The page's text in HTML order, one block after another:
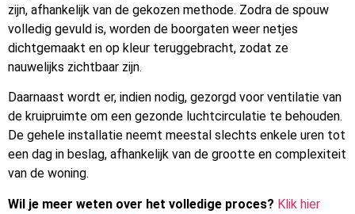
zijn, afhankelijk van de gekozen methode. Zodra de spouw
volledig gevuld is, worden de boorgaten weer netjes
dichtgemaakt en op kleur teruggebracht, zodat ze
nauwelijks zichtbaar zijn.
Daarnaast wordt er, indien nodig, gezorgd voor ventilatie van
de kruipruimte om een gezonde luchtcirculatie te behouden.
De gehele installatie neemt meestal slechts enkele uren tot
een dag in beslag, afhankelijk van de grootte en complexiteit
van de woning.
Wil je meer weten over het volledige proces? Klik hier